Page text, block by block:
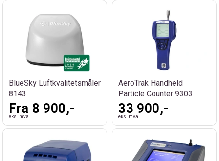
BlueSky Luftkvalitetsmåler
8143
Fra 8 900,-
eks. mva
AeroTrak Handheld
Particle Counter 9303
33 900,-
eks. mva